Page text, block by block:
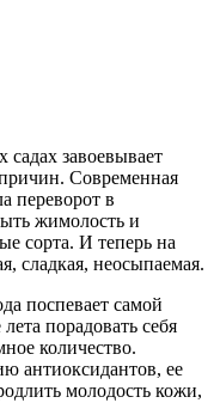
завоевывает
Современная
переворот в
жимолость и
сорта. И теперь на
сладкая, неосыпаемая.
поспевает самой
порадовать себя
количество.
антиоксидантов, ее
молодость кожи,